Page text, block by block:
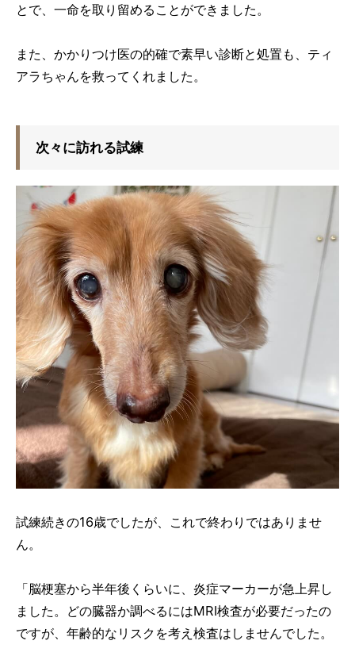
とで、一命を取り留めることができました。
また、かかりつけ医の的確で素早い診断と処置も、ティ
アラちゃんを救ってくれました。
次々に訪れる試練
試練続きの16歳でしたが、これで終わりではありませ
ん。
「脳梗塞から半年後くらいに、炎症マーカーが急上昇し
ました。どの臓器か調べるにはMRI検査が必要だったの
ですが、年齢的なリスクを考え検査はしませんでした。